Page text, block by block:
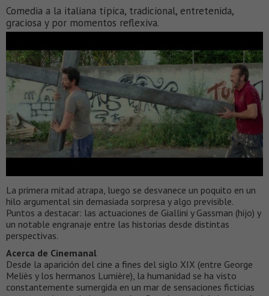
Comedia a la italiana típica, tradicional, entretenida,
graciosa y por momentos reflexiva.
La primera mitad atrapa, luego se desvanece un poquito en un
hilo argumental sin demasiada sorpresa y algo previsible.
Puntos a destacar: las actuaciones de Giallini y Gassman (hijo) y
un notable engranaje entre las historias desde distintas
perspectivas.
Acerca de Cinemanal
Desde la aparición del cine a fines del siglo XIX (entre George
Meliès y los hermanos Lumière), la humanidad se ha visto
constantemente sumergida en un mar de sensaciones ficticias